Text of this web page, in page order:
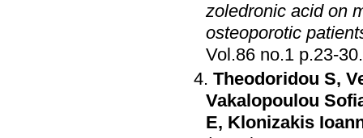
zoledronic acid on
osteoporotic
Vol.86 no.1 p.23-30.
Theodoridou S,
Vakalopoulou
E, Klonizakis